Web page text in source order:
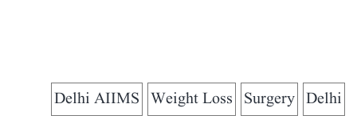
Delhi
Surgery
Weight Loss
Delhi AIIMS